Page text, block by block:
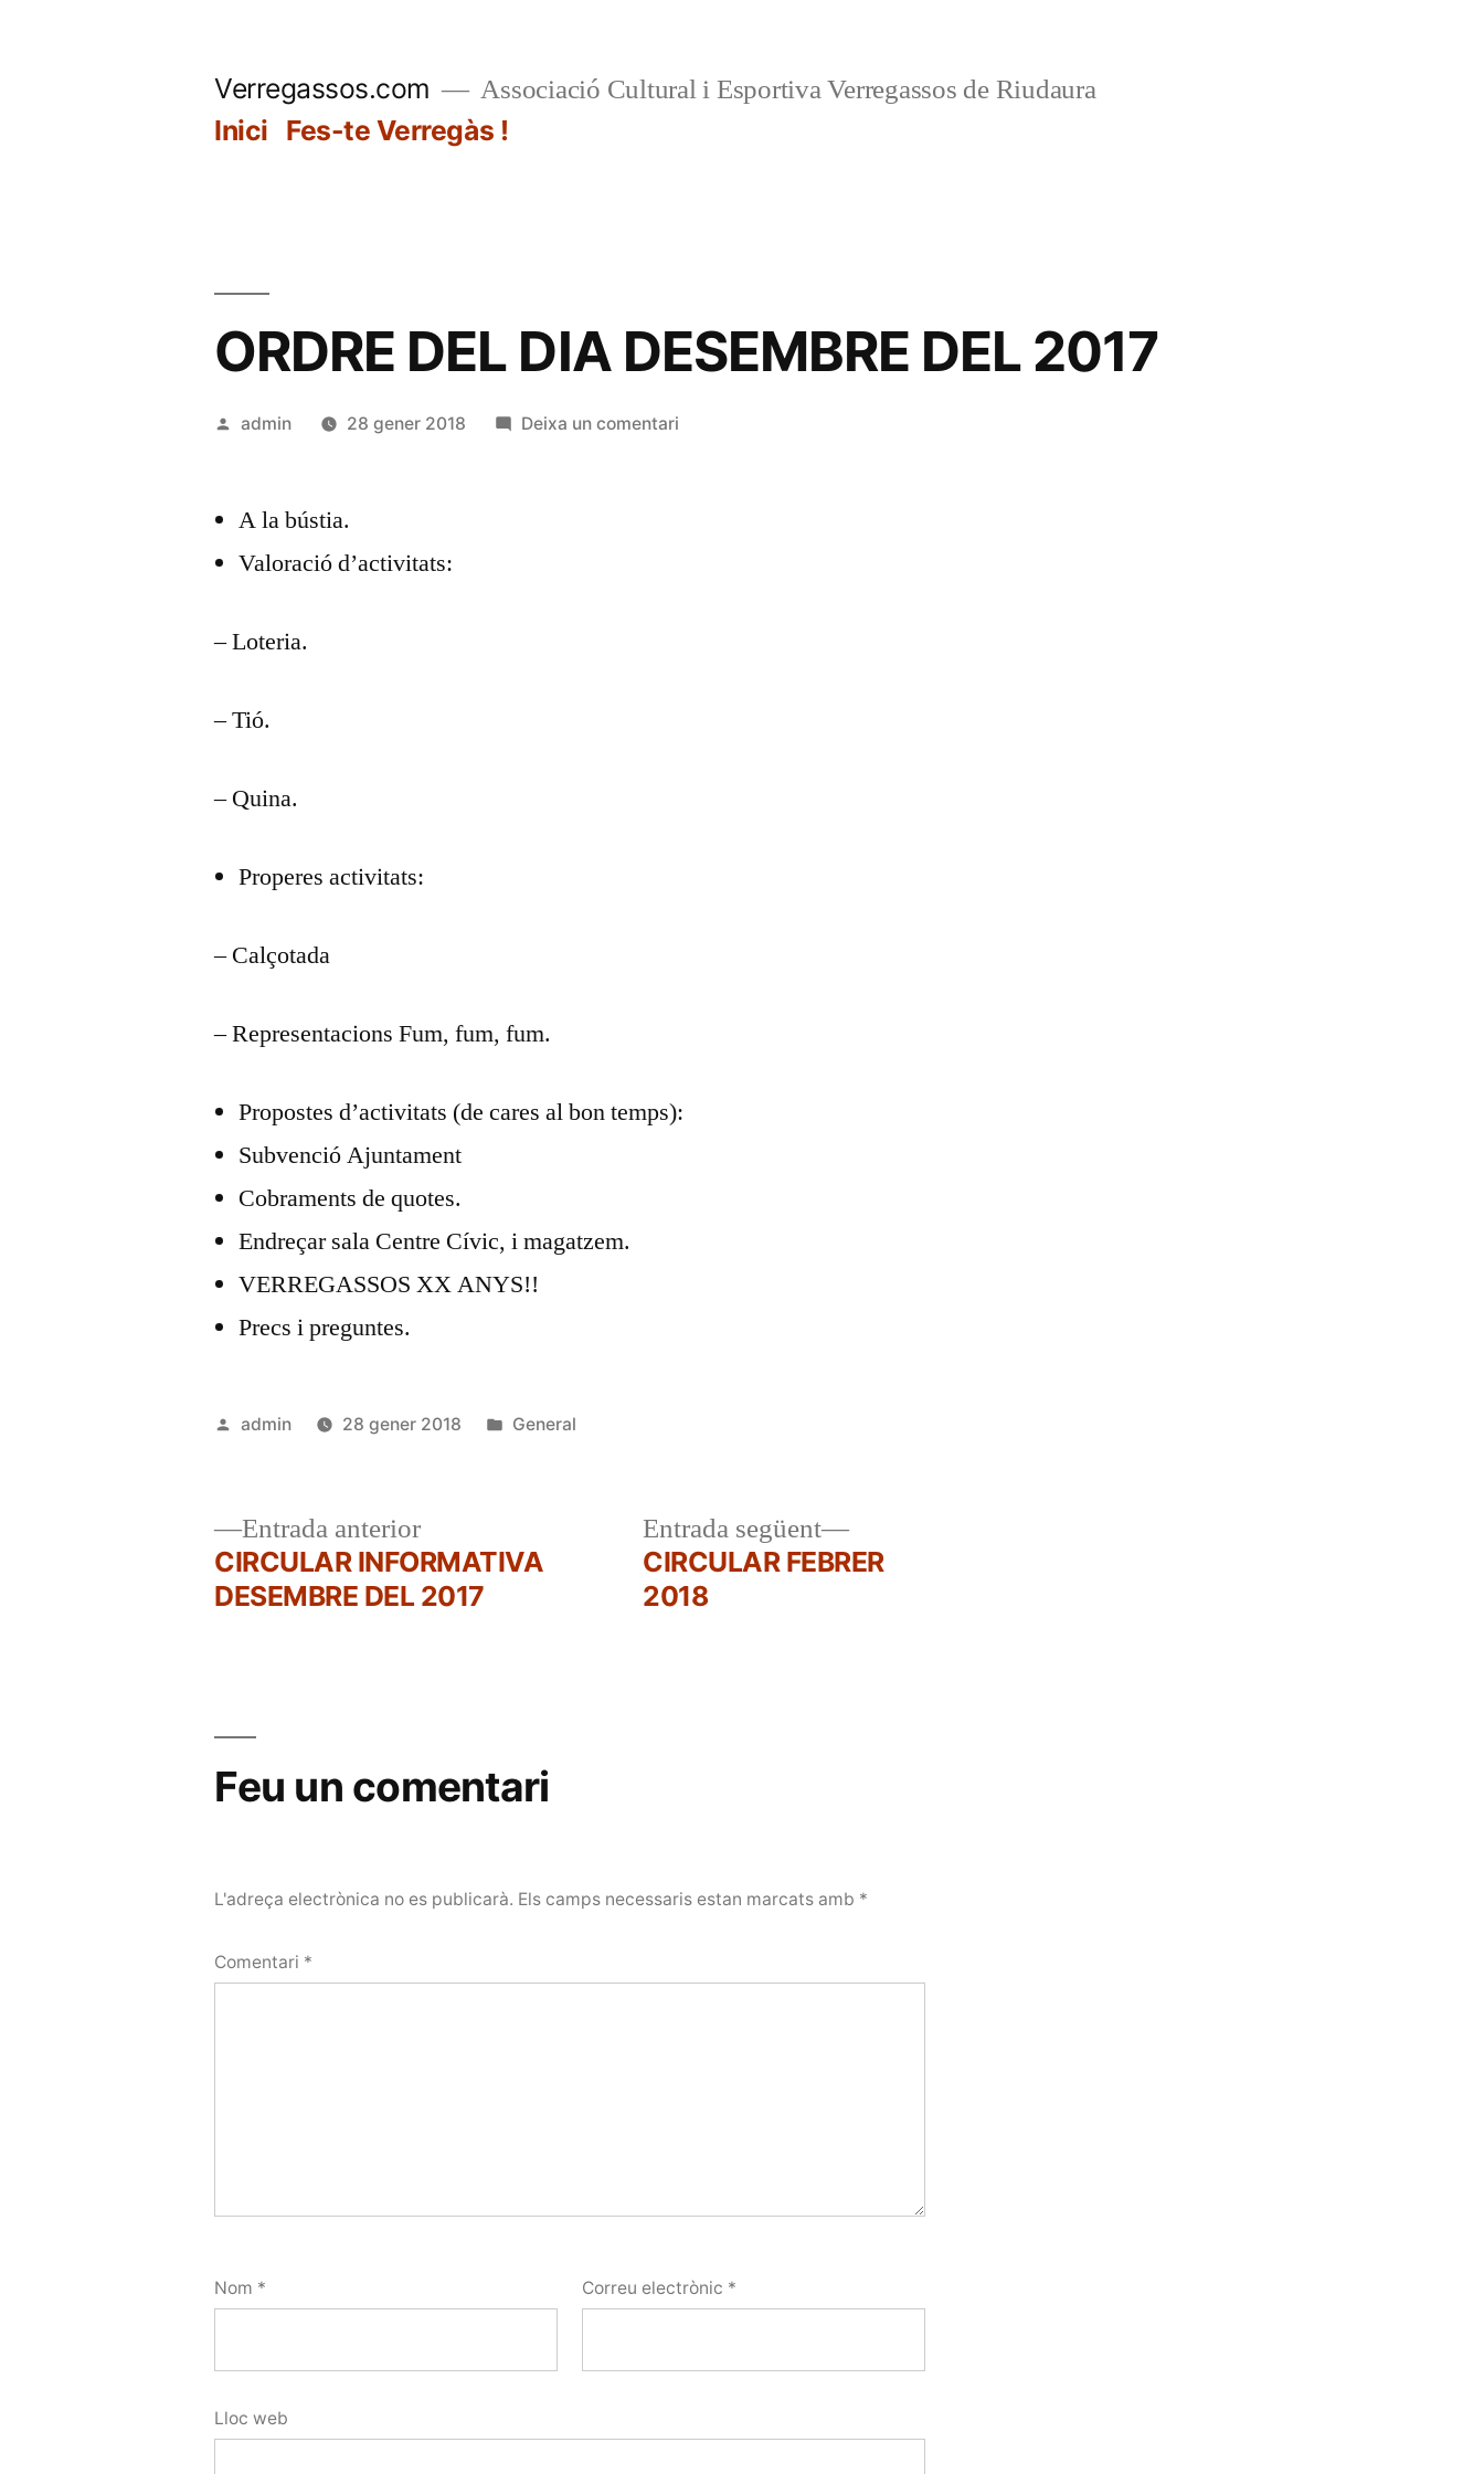
Verregassos.com Associació Cultural i Esportiva Verregassos de Riudaura
Inici Fes-te Verregàs !
ORDRE DEL DIA DESEMBRE DEL 2017
Publicat
admin 28 gener 2018 Deixa un comentaria
A la bústia.
Valoració d’activitats:
– Loteria.
– Tió.
– Quina.
Properes activitats:
– Calçotada
– Representacions Fum, fum, fum.
Propostes d’activitats (de cares al bon temps):
Subvenció Ajuntament
Cobraments de quotes.
Endreçar sala Centre Cívic, i magatzem.
VERREGASSOS XX ANYS!!
Precs i preguntes.
Publicat
admin 28 gener 2018
Publicat
General
Navegació
Entrada anteriorEntrada
anterior:
CIRCULAR INFORMATIVA
DESEMBRE DEL 2017
Entrada següent
Entrada
següent:
CIRCULAR FEBRER
2018
Feu un comentari
L'adreça electrònica no es publicarà. Els camps necessaris estan marcats amb *
Comentari *
Nom * Correu electrònic *
Lloc web